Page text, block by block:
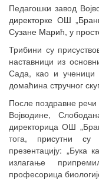
Педагошки завод
директорке ОШ
Сузане Марић, у
Трибини су
наставници из
Сада, као и ученици
домаћина стручног
После поздравне
Војводине,
директорица ОШ
тога, присутни
презентацију: „Бука
излагање
професорица